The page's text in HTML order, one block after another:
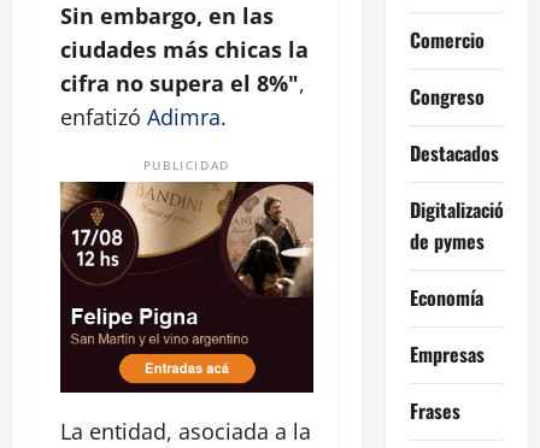
Sin embargo, en las
ciudades más chicas la
cifra no supera el 8%",
enfatizó Adimra.
PUBLICIDAD
La entidad, asociada a la
Comercio
Congreso
Destacados
Digitalización
de pymes
Economía
Empresas
Frases